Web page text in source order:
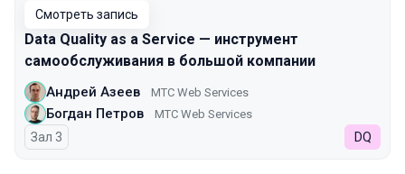
Смотреть запись
Data Quality as a Service — инструмент
самообслуживания в большой компании
Андрей Азеев МТС Web Services
Богдан Петров МТС Web Services
Зал 3 DQ